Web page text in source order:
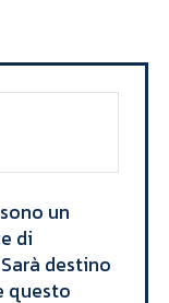
un
di
destino
questo